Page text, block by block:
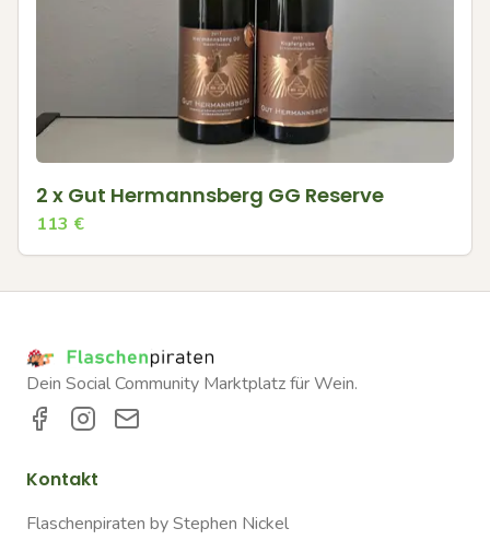
2 x Gut Hermannsberg GG Reserve
113 €
Dein Social Community Marktplatz für Wein.
Kontakt
Flaschenpiraten by Stephen Nickel